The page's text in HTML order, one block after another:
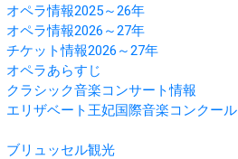
オペラ情報2025～26年
オペラ情報2026～27年
チケット情報2026～27年
オペラあらすじ
クラシック音楽コンサート情報
エリザベート王妃国際音楽コンクール
ブリュッセル観光